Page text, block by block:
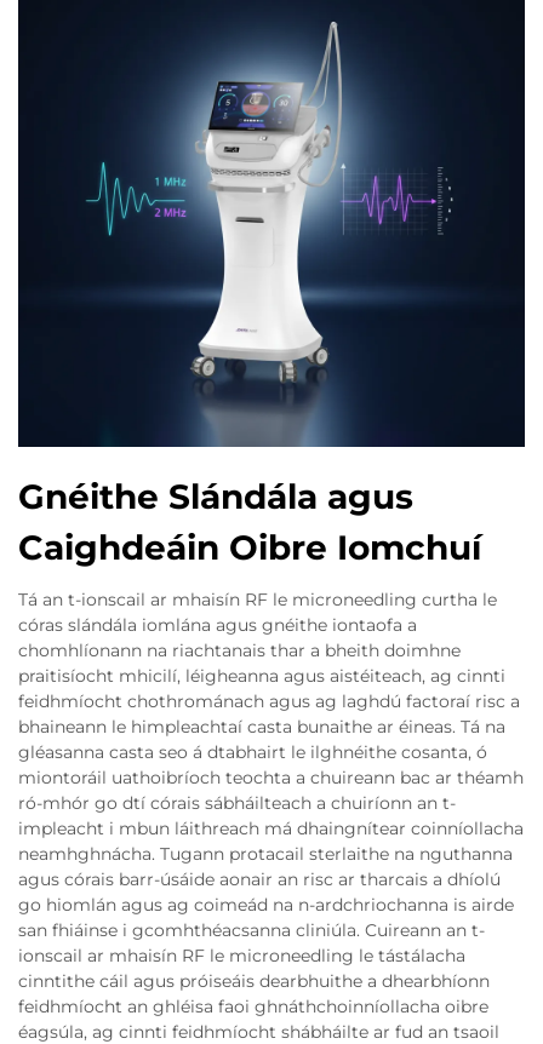
Gnéithe Slándála agus
Caighdeáin Oibre Iomchuí
Tá an t-ionscail ar mhaisín RF le microneedling curtha le
córas slándála iomlána agus gnéithe iontaofa a
chomhlíonann na riachtanais thar a bheith doimhne
praitisíocht mhicilí, léigheanna agus aistéiteach, ag cinnti
feidhmíocht chothrománach agus ag laghdú factoraí risc a
bhaineann le himpleachtaí casta bunaithe ar éineas. Tá na
gléasanna casta seo á dtabhairt le ilghnéithe cosanta, ó
miontoráil uathoibríoch teochta a chuireann bac ar théamh
ró-mhór go dtí córais sábháilteach a chuiríonn an t-
impleacht i mbun láithreach má dhaingnítear coinníollacha
neamhghnácha. Tugann protacail sterlaithe na nguthanna
agus córais barr-úsáide aonair an risc ar tharcais a dhíolú
go hiomlán agus ag coimeád na n-ardchriochanna is airde
san fhiáinse i gcomhthéacsanna cliniúla. Cuireann an t-
ionscail ar mhaisín RF le microneedling le tástálacha
cinntithe cáil agus próiseáis dearbhuithe a dhearbhíonn
feidhmíocht an ghléisa faoi ghnáthchoinníollacha oibre
éagsúla, ag cinnti feidhmíocht shábháilte ar fud an tsaoil